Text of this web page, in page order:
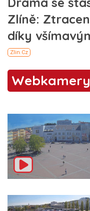
Webkamery